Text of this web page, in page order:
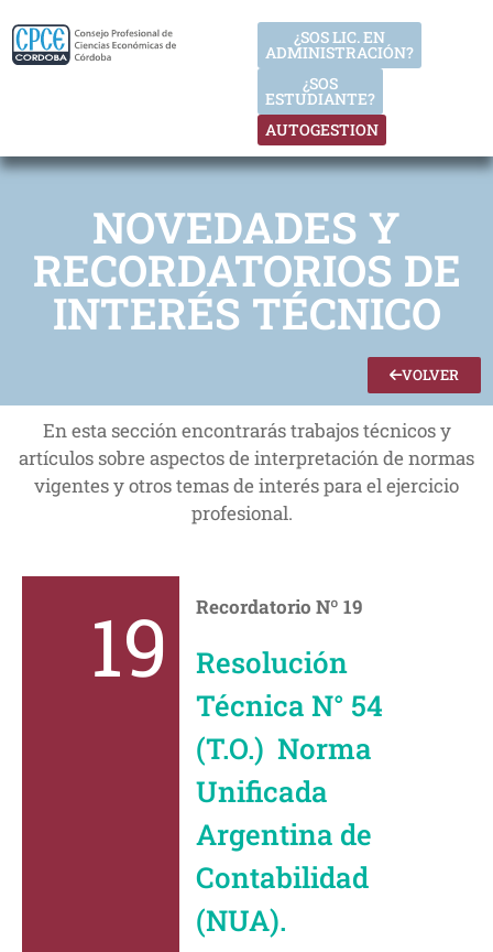
AUTOGESTION
¿SOS
ESTUDIANTE?
¿SOS LIC. EN
ADMINISTRACIÓN?
VOLVER
NOVEDADES Y
RECORDATORIOS DE
INTERÉS TÉCNICO
En esta sección encontrarás trabajos técnicos y
artículos sobre aspectos de interpretación de normas
vigentes y otros temas de interés para el ejercicio
profesional.
19 Recordatorio Nº 19
Resolución
Técnica N° 54
(T.O.) Norma
Unificada
Argentina de
Contabilidad
(NUA).